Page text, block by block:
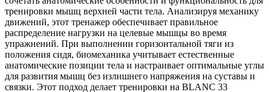
тренировки мышц верхней части тела. Анализируя механику
движений, этот тренажер обеспечивает правильное
распределение нагрузки на целевые мышцы во время
упражнений. При выполнении горизонтальной тяги из
положения сидя, биомеханика учитывает естественные
анатомические позиции тела и настраивает оптимальные углы
для развития мышц без излишнего напряжения на суставы и
связки. Этот подход делает тренировки на BLANC 33